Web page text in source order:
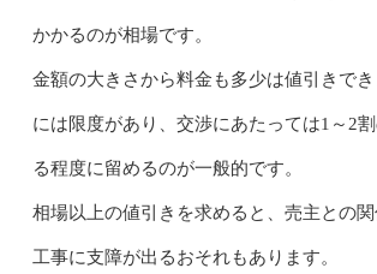
かかるのが相場です。
金額の大きさから料金も多少は値引きで
には限度があり、交渉にあたっては1～2
る程度に留めるのが一般的です。
相場以上の値引きを求めると、売主との関
工事に支障が出るおそれもあります。